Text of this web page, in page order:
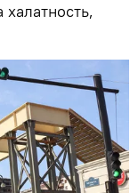
халатность,